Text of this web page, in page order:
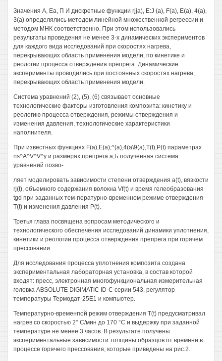
Значения А, Еа, П И дискретные функции rjja), E:J (a), F(a), Е(а), 4(a),
3(a) определялись методом линейной множественной регрессии и
методом МНК соответственно. При этом использовались
результаты проведения не менее 3-х динамических экспериментов
для каждого вида исследований при скоростях нагрева,
перекрывающих область применения модели, по кинетике и
реологии процесса отверждения препрега. Динамические
эксперименты проводились при постоянных скоростях нагрева,
перекрывающих область применения модели.
Система уравнений (2), (5), (6) связывает основные
технологические факторы изготовления композита: кинетику и
реологию процесса отверждения, режимы отверждения и
изменения давления, технологические характеристики
наполнителя.
При известных функциях F(a),E(a),^(a),4(a\9(a),T(t),P(t) параметрах
ns^A^V^V^y и размерах препрега а,Ь полученная система
уравнений позво-
ляет моделировать зависимости степени отверждения a(t), вязкости
rj(t), объемного содержания волокна Vf(t) и время гелеобразования
tgd при заданных тем-пературно-временном режиме отверждения
T(t) и изменения давления P(t).
Третья глава посвящена вопросам методического и
технологического обеспечения исследований динамики уплотнения,
кинетики и реологии процесса отверждения препрега при горячем
прессовании.
Для исследования процесса уплотнения композита создана
экспериментальная лабораторная установка, в состав которой
входят: пресс, электронная многофункциональная измерительная
головка ABSOLUTE DIGIMATIC ID-C серии 543, регулятор
температуры Термодат-25Е1 и компьютер.
Температурно-временпой режим отверждения T(t) предусматривал
нагрев со скоростью 2° С/мин до 170 °С и выдержку при заданной
температуре не менее 3 часов. В результате получены
экспериментальные зависимости толщины образцов от времени в
процессе горячего прессования, которые приведены на рис.2.